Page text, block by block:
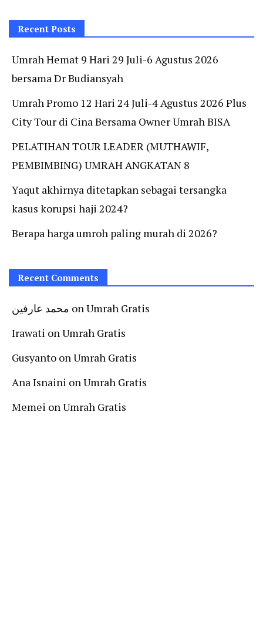
Recent Posts
Umrah Hemat 9 Hari 29 Juli-6 Agustus 2026
bersama Dr Budiansyah
Umrah Promo 12 Hari 24 Juli-4 Agustus 2026 Plus
City Tour di Cina Bersama Owner Umrah BISA
PELATIHAN TOUR LEADER (MUTHAWIF,
PEMBIMBING) UMRAH ANGKATAN 8
Yaqut akhirnya ditetapkan sebagai tersangka
kasus korupsi haji 2024?
Berapa harga umroh paling murah di 2026?
Recent Comments
محمد عارفين onUmrah Gratis
Irawati onUmrah Gratis
Gusyanto onUmrah Gratis
Ana Isnaini onUmrah Gratis
Memei onUmrah Gratis